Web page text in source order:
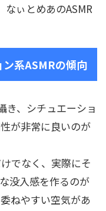
なぃとめあのASMR
系ASMRの傾向
き、シチュエーショ
が非常に良いのが
でなく、実際にそ
没入感を作るのが
ねやすい空気があ